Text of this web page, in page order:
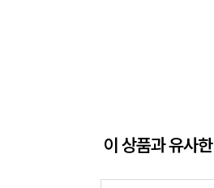
이 상품과 유사한